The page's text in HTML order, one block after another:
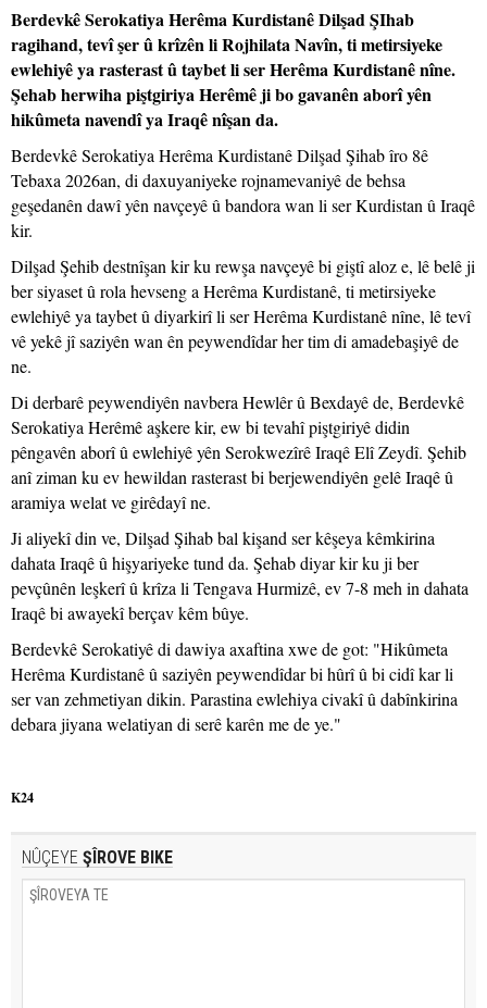
Berdevkê Serokatiya Herêma Kurdistanê Dilşad ŞIhab
ragihand, tevî şer û krîzên li Rojhilata Navîn, ti metirsiyeke
ewlehiyê ya rasterast û taybet li ser Herêma Kurdistanê nîne.
Şehab herwiha piştgiriya Herêmê ji bo gavanên aborî yên
hikûmeta navendî ya Iraqê nîşan da.
Berdevkê Serokatiya Herêma Kurdistanê Dilşad Şihab îro 8ê
Tebaxa 2026an, di daxuyaniyeke rojnamevaniyê de behsa
geşedanên dawî yên navçeyê û bandora wan li ser Kurdistan û Iraqê
kir.
Dilşad Şehib destnîşan kir ku rewşa navçeyê bi giştî aloz e, lê belê ji
ber siyaset û rola hevseng a Herêma Kurdistanê, ti metirsiyeke
ewlehiyê ya taybet û diyarkirî li ser Herêma Kurdistanê nîne, lê tevî
vê yekê jî saziyên wan ên peywendîdar her tim di amadebaşiyê de
ne.
Di derbarê peywendiyên navbera Hewlêr û Bexdayê de, Berdevkê
Serokatiya Herêmê aşkere kir, ew bi tevahî piştgiriyê didin
pêngavên aborî û ewlehiyê yên Serokwezîrê Iraqê Elî Zeydî. Şehib
anî ziman ku ev hewildan rasterast bi berjewendiyên gelê Iraqê û
aramiya welat ve girêdayî ne.
Ji aliyekî din ve, Dilşad Şihab bal kişand ser kêşeya kêmkirina
dahata Iraqê û hişyariyeke tund da. Şehab diyar kir ku ji ber
pevçûnên leşkerî û krîza li Tengava Hurmizê, ev 7-8 meh in dahata
Iraqê bi awayekî berçav kêm bûye.
Berdevkê Serokatiyê di dawiya axaftina xwe de got: "Hikûmeta
Herêma Kurdistanê û saziyên peywendîdar bi hûrî û bi cidî kar li
ser van zehmetiyan dikin. Parastina ewlehiya civakî û dabînkirina
debara jiyana welatiyan di serê karên me de ye."
K24
NÛÇEYE ŞÎROVE BIKE